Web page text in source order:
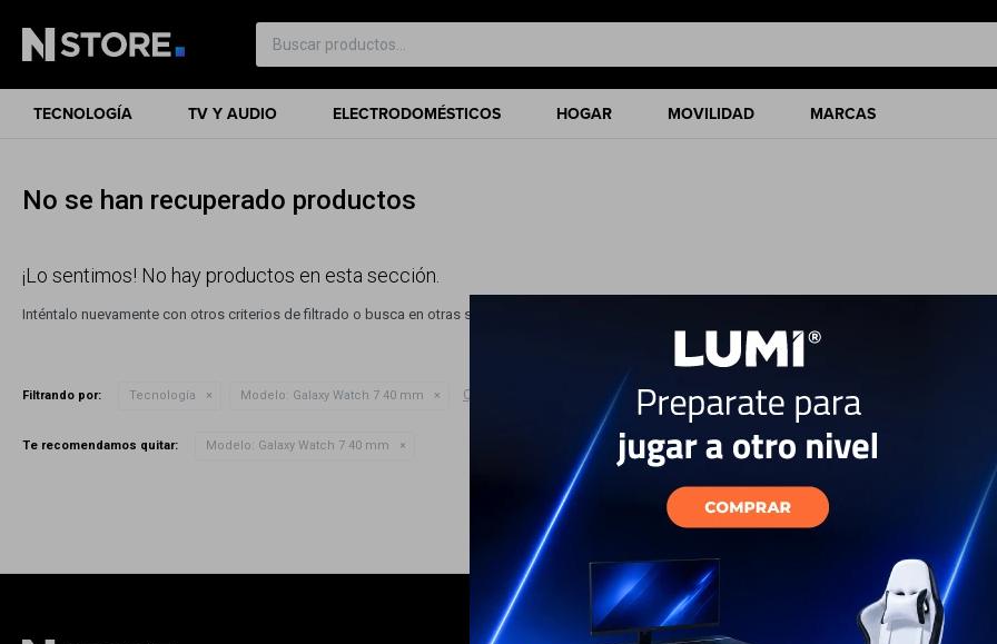
TECNOLOGÍA TV Y AUDIO ELECTRODOMÉSTICOS HOGAR MOVILIDAD MARCAS
No se han recuperado productos
¡Lo sentimos! No hay productos en esta sección.
Inténtalo nuevamente con otros criterios de filtrado o busca en otras secciones de nuestro catálogo.
Filtrando por: Tecnología Modelo: Galaxy Watch 7 40 mm Quitar filtros
Te recomendamos quitar: Modelo: Galaxy Watch 7 40 mm